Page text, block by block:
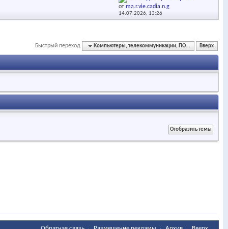
отma.r.vie.cadia.n.g
14.07.2026, 13:26
Быстрый переход Компьютеры, телекоммуникации, ПО... Вверх